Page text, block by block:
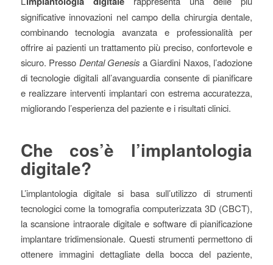
significative innovazioni nel campo della chirurgia dentale,
combinando tecnologia avanzata e professionalità per
offrire ai pazienti un trattamento più preciso, confortevole e
sicuro. Presso Dental Genesis a Giardini Naxos, l’adozione
di tecnologie digitali all’avanguardia consente di pianificare
e realizzare interventi implantari con estrema accuratezza,
migliorando l’esperienza del paziente e i risultati clinici.
Che cos’è l’implantologia
digitale?
L’implantologia digitale si basa sull’utilizzo di strumenti
tecnologici come la tomografia computerizzata 3D (CBCT),
la scansione intraorale digitale e software di pianificazione
implantare tridimensionale. Questi strumenti permettono di
ottenere immagini dettagliate della bocca del paziente,